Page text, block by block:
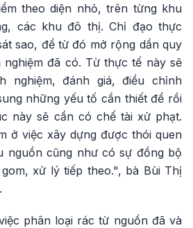
theo diện nhỏ, trên từng khu
các khu đô thị. Chỉ đạo thực
sao, để từ đó mở rộng dần quy
đã có. Từ thực tế này sẽ
nghiệm, đánh giá, điều chỉnh
những yếu tố cần thiết để rồi
này sẽ cần có chế tài xử phạt.
ở việc xây dựng được thói quen
nguồn cũng như có sự đồng bộ
xử lý tiếp theo.", bà Bùi Thị
phân loại rác từ nguồn đã và